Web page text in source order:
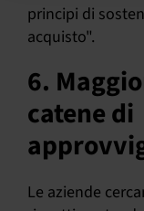
principi di
acquisto".
6.
catene di
Le aziende